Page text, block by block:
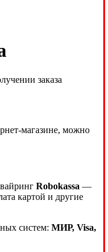
заказа
магазине, можно
Robokassa —
картой и другие
систем: МИР, Visa,